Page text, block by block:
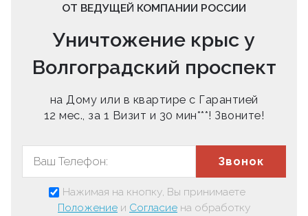
ОТ ВЕДУЩЕЙ КОМПАНИИ РОССИИ
Уничтожение крыс у
Волгоградский проспект
на Дому или в квартире с Гарантией
12 мес., за 1 Визит и 30 мин***! Звоните!
Звонок
Нажимая на кнопку, Вы принимаете
Положение и Согласие на обработку